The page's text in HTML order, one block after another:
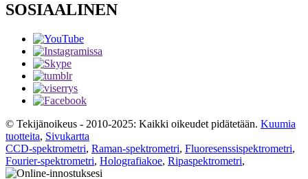
SOSIAALINEN
© Tekijänoikeus - 2010-2025: Kaikki oikeudet pidätetään. Kuumia
tuotteita, Sivukartta
CCD-spektrometri, Raman-spektrometri, Fluoresenssispektrometri,
Fourier-spektrometri, Holografiakoe, Ripaspektrometri,